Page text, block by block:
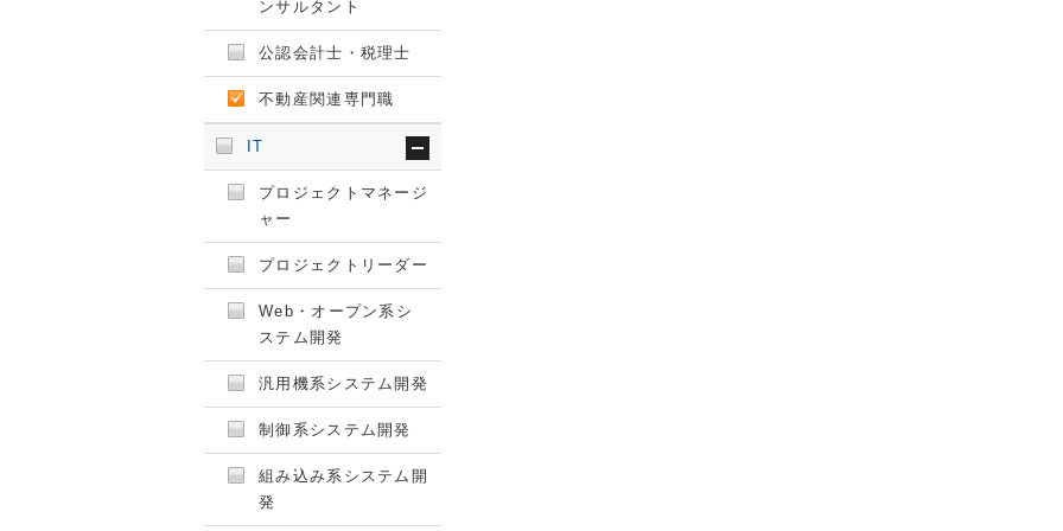
ンサルタント
公認会計士・税理士
不動産関連専門職
IT
プロジェクトマネージ
ャー
プロジェクトリーダー
Web・オープン系シ
ステム開発
汎用機系システム開発
制御系システム開発
組み込み系システム開
発